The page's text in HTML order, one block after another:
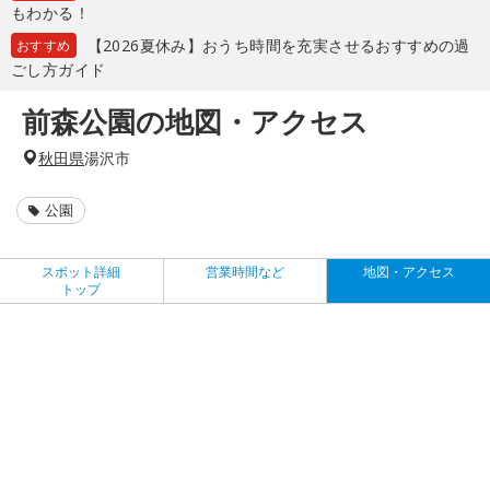
もわかる！
おすすめ
【2026夏休み】おうち時間を充実させるおすすめの過
ごし方ガイド
前森公園の地図・アクセス
秋田県湯沢市
公園
スポット詳細
トップ
営業時間など 地図・アクセス